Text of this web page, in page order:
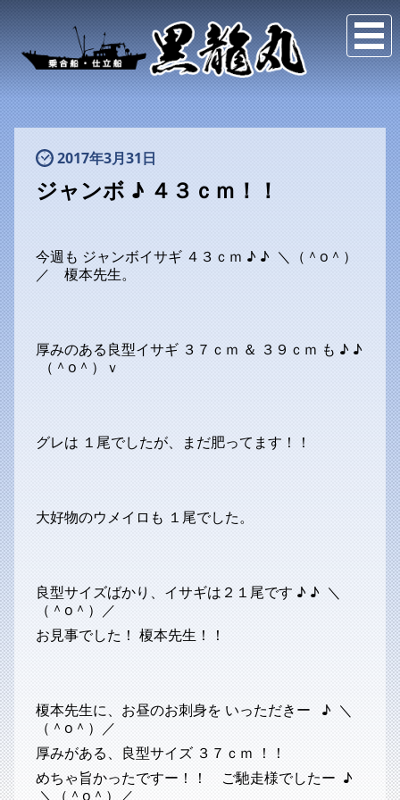
2017年3月31日
ジャンボ ♪ ４３ｃｍ！！
今週も ジャンボイサギ ４３ｃｍ ♪ ♪ ＼（＾o＾）
／ 榎本先生。
厚みのある良型イサギ ３７ｃｍ ＆ ３９ｃｍ も ♪ ♪
（＾o＾）ｖ
グレは １尾でしたが、まだ肥ってます！！
大好物のウメイロも １尾でした。
良型サイズばかり、イサギは２１尾です ♪ ♪ ＼
（＾o＾）／
お見事でした！ 榎本先生！！
榎本先生に、お昼のお刺身を いっただきー ♪ ＼
（＾o＾）／
厚みがある、良型サイズ ３７ｃｍ ！！
めちゃ旨かったですー！！ ご馳走様でしたー ♪
＼（＾o＾）／